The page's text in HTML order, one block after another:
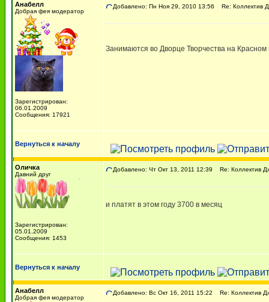
Анабелл
Добрая фея модератор
Зарегистрирован:
06.01.2009
Сообщения: 17921
Добавлено: Пн Ноя 29, 2010 13:56 Re: Коллектив
Занимаются во Дворце Творчества на
Вернуться к началу
Оличка
Давний друг
Зарегистрирован:
05.01.2009
Сообщения: 1453
Добавлено: Чт Окт 13, 2011 12:39 Re: Коллектив
и платят в этом году 3700 в месяц
Вернуться к началу
Анабелл
Добрая фея модератор
Добавлено: Вс Окт 16, 2011 15:22 Re: Коллектив